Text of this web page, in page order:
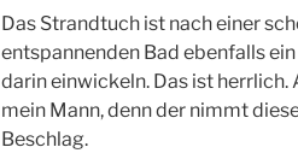
Das Strandtuch ist nach einer
entspannenden Bad ebenfalls
darin einwickeln. Das ist
mein Mann, denn der nimmt
Beschlag.